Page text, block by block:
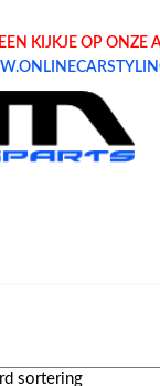
KIJKJE OP ONZE